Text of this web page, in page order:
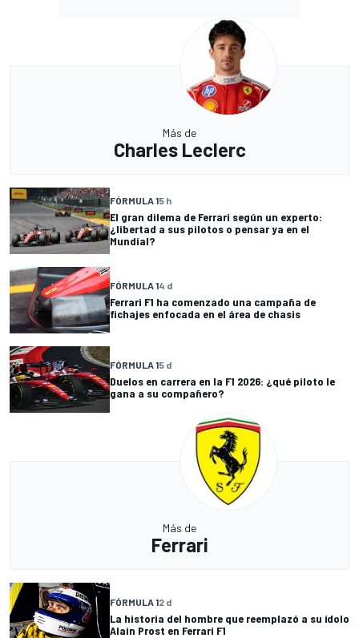
Más de
Charles Leclerc
FÓRMULA 15 h
El gran dilema de Ferrari según un experto:
¿libertad a sus pilotos o pensar ya en el
Mundial?
FÓRMULA 14 d
Ferrari F1 ha comenzado una campaña de
fichajes enfocada en el área de chasis
FÓRMULA 15 d
Duelos en carrera en la F1 2026: ¿qué piloto le
gana a su compañero?
Más de
Ferrari
FÓRMULA 12 d
La historia del hombre que reemplazó a su ídolo
Alain Prost en Ferrari F1